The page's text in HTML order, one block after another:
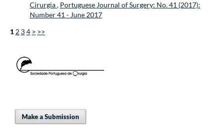
Cirurgia, Portuguese Journal of Surgery: No. 41 (2017):
Number 41 - June 2017
1 2 34 > >>
Make a Submission